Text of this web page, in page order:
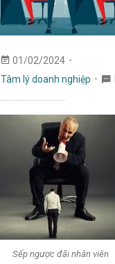
01/02/2024
Tâm lý doanh nghiệp
Sếp ngược đãi nhân viên